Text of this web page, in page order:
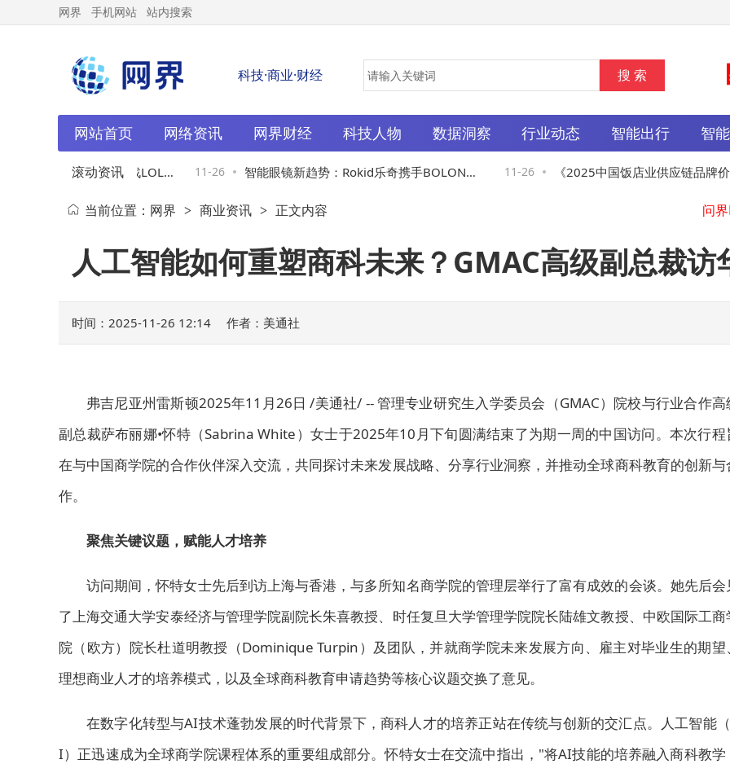
网界 手机网站 站内搜索
科技·商业·财经
网站首页 网络资讯 网界财经 科技人物 数据洞察 行业动态 智能出行 智
滚动资讯
热：以严苛条件挑战LOL人 11-26 智能眼镜新趋势：Rokid乐奇携手BOLON，
开启科技时尚融合新篇章
11-26 《2025中国饭店业供应链品牌价值
当前位置： 网界 > 商业资讯 > 正文内容
人工智能如何重塑商科未来？GMAC高级副总裁
时间：2025-11-26 12:14 作者：美通社
弗吉尼亚州雷斯顿2025年11月26日 /美通社/ -- 管理专业研究生入学委员会（GMAC）院校与行业合作高
副总裁萨布丽娜•怀特（Sabrina White）女士于2025年10月下旬圆满结束了为期一周的中国访问。本次行程
在与中国商学院的合作伙伴深入交流，共同探讨未来发展战略、分享行业洞察，并推动全球商科教育的创新与
作。
聚焦关键议题，赋能人才培养
访问期间，怀特女士先后到访上海与香港，与多所知名商学院的管理层举行了富有成效的会谈。她先后会
了上海交通大学安泰经济与管理学院副院长朱喜教授、时任复旦大学管理学院院长陆雄文教授、中欧国际工商
院（欧方）院长杜道明教授（Dominique Turpin）及团队，并就商学院未来发展方向、雇主对毕业生的期望
理想商业人才的培养模式，以及全球商科教育申请趋势等核心议题交换了意见。
在数字化转型与AI技术蓬勃发展的时代背景下，商科人才的培养正站在传统与创新的交汇点。人工智能
I）正迅速成为全球商学院课程体系的重要组成部分。怀特女士在交流中指出，"将AI技能的培养融入商科教学